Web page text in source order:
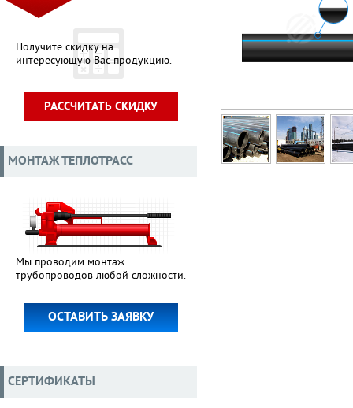
Получите скидку на
интересующую Вас продукцию.
РАССЧИТАТЬ СКИДКУ
МОНТАЖ ТЕПЛОТРАСС
Мы проводим монтаж
трубопроводов любой сложности.
ОСТАВИТЬ ЗАЯВКУ
СЕРТИФИКАТЫ